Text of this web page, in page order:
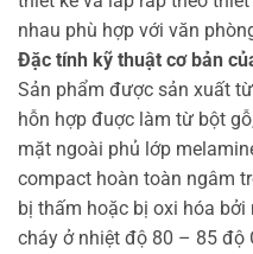
nhau phù hợp với văn
Đặc tính kỹ thuật cơ bản
Sản phẩm được sản xuất
hỗn hợp đuợc làm từ bột
mặt ngoài phủ lớp
compact hoàn toàn ngâm
bị thấm hoặc bị oxi hóa
cháy ở nhiệt độ 80 – 85 độ